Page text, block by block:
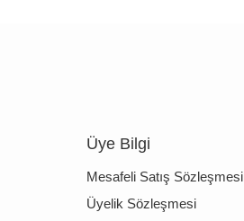
Üye Bilgi
Mesafeli Satış Sözleşmesi
Üyelik Sözleşmesi